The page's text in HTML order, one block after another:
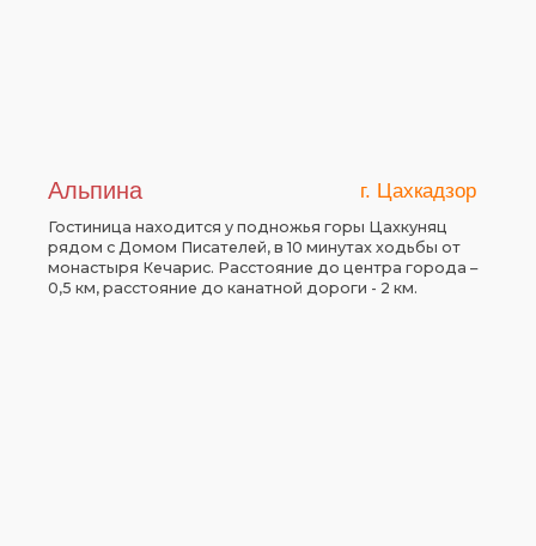
Альпина г. Цахкадзор
Гостиница находится у подножья горы Цахкуняц
рядом с Домом Писателей, в 10 минутах ходьбы от
монастыря Кечарис. Расстояние до центра города –
0,5 км, расстояние до канатной дороги - 2 км.